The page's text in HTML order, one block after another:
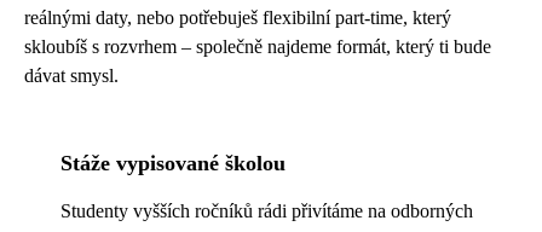
reálnými daty, nebo potřebuješ flexibilní part-time, který
skloubíš s rozvrhem – společně najdeme formát, který ti bude
dávat smysl.
Stáže vypisované školou
Studenty vyšších ročníků rádi přivítáme na odborných